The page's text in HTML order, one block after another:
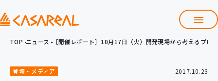
会社情報
TOP ニュース ［開催レポート］10月17日（火）開発現場から考えるプロ
登壇・メディア 2017.10.23